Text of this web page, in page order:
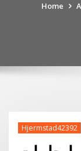
Home
Hjermstad42392